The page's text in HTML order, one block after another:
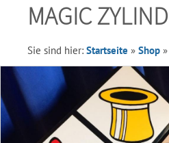
MAGIC
Sie sind hier: Startseite » Shop »